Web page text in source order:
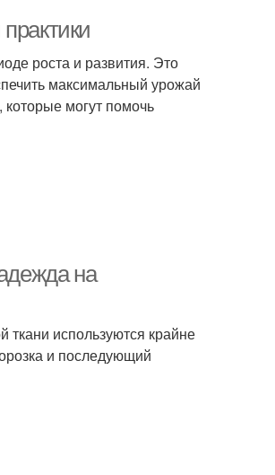
роста и развития. Это
максимальный урожай
которые могут помочь
на
ткани используются крайне
и последующий